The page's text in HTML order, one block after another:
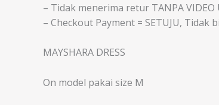
– Tidak menerima retur TANPA VIDEO
– Checkout Payment = SETUJU, Tidak
MAYSHARA DRESS
On model pakai size M